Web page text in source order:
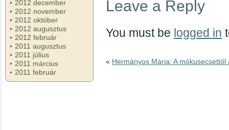
2012 december
2012 november
2012 október
2012 augusztus
2012 február
2011 augusztus
2011 július
2011 március
2011 február
Leave a Reply
You must be logged in
« Hermányos Mária: A mókusecsettől